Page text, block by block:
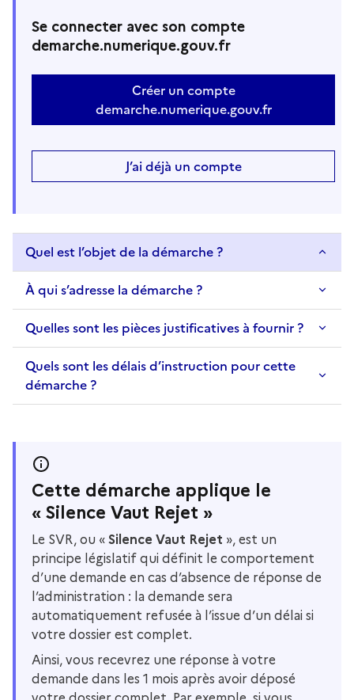
Se connecter avec son compte
demarche.numerique.gouv.fr
Créer un compte
demarche.numerique.gouv.fr
J’ai déjà un compte
Quel est l’objet de la démarche ?
À qui s’adresse la démarche ?
Quelles sont les pièces justificatives à fournir ?
Quels sont les délais d’instruction pour cette
démarche ?
Cette démarche applique le
« Silence Vaut Rejet »
Le SVR, ou « Silence Vaut Rejet », est un
principe législatif qui définit le comportement
d’une demande en cas d’absence de réponse de
l’administration : la demande sera
automatiquement refusée à l’issue d’un délai si
votre dossier est complet.
Ainsi, vous recevrez une réponse à votre
demande dans les 1 mois après avoir déposé